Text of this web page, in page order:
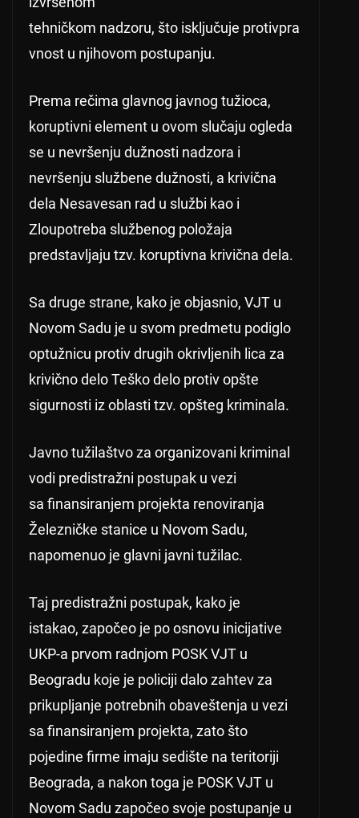
tehničkom nadzoru, što isključuje protivpra
vnost u njihovom postupanju.
Prema rečima glavnog javnog tužioca,
koruptivni element u ovom slučaju ogleda
se u nevršenju dužnosti nadzora i
nevršenju službene dužnosti, a krivična
dela Nesavesan rad u službi kao i
Zloupotreba službenog položaja
predstavljaju tzv. koruptivna krivična dela.
Sa druge strane, kako je objasnio, VJT u
Novom Sadu je u svom predmetu podiglo
optužnicu protiv drugih okrivljenih lica za
krivično delo Teško delo protiv opšte
sigurnosti iz oblasti tzv. opšteg kriminala.
Javno tužilaštvo za organizovani kriminal
vodi predistražni postupak u vezi
sa finansiranjem projekta renoviranja
Železničke stanice u Novom Sadu,
napomenuo je glavni javni tužilac.
Taj predistražni postupak, kako je
istakao, započeo je po osnovu inicijative
UKP-a prvom radnjom POSK VJT u
Beogradu koje je policiji dalo zahtev za
prikupljanje potrebnih obaveštenja u vezi
sa finansiranjem projekta, zato što
pojedine firme imaju sedište na teritoriji
Beograda, a nakon toga je POSK VJT u
Novom Sadu započeo svoje postupanje u